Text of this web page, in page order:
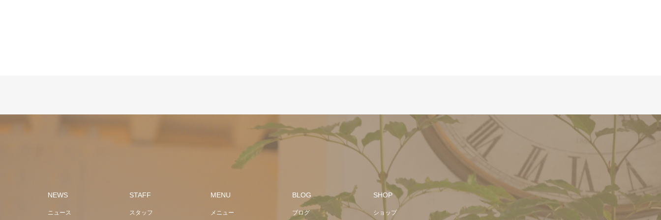
NEWS
ニュース
STAFF
スタッフ
MENU
メニュー
BLOG
ブログ
SHOP
ショップ